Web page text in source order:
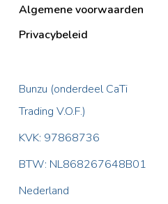
Algemene voorwaarden
Privacybeleid
Bunzu (onderdeel CaTi
Trading V.O.F.)
KVK: 97868736
BTW: NL868267648B01
Nederland